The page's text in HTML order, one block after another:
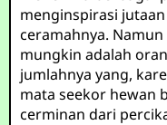
menginspirasi
ceramahnya.
mungkin adalah
jumlahnya yang,
mata seekor hewan
cerminan dari